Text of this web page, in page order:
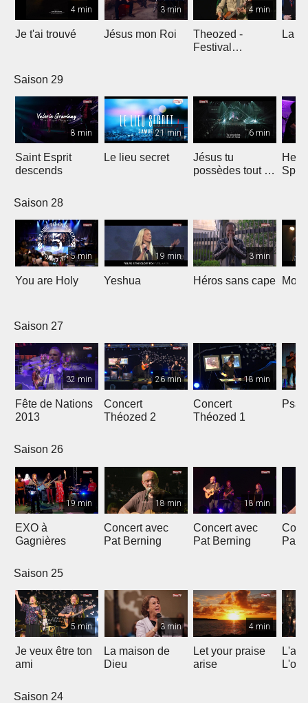
4 min
Je t'ai trouvé
3 min
Jésus mon Roi
4 min
Theozed -
Festival
La
Saison 29
8 min
Saint Esprit
descends
21 min
Le lieu secret
6 min
Jésus tu
possèdes tout en
He
Saison 28
5 min
You are Holy
19 min
Yeshua
3 min
Héros sans cape Moi
Saison 27
32 min
Fête de Nations
2013
26 min
Concert
Théozed 2
18 min
Concert
Théozed 1
Saison 26
19 min
EXO à
Gagnières
18 min
Concert avec
Pat Berning
18 min
Concert avec
Pat Berning
Pat
Saison 25
5 min
Je veux être ton
ami
3 min
La maison de
Dieu
4 min
Let your praise
arise
Saison 24